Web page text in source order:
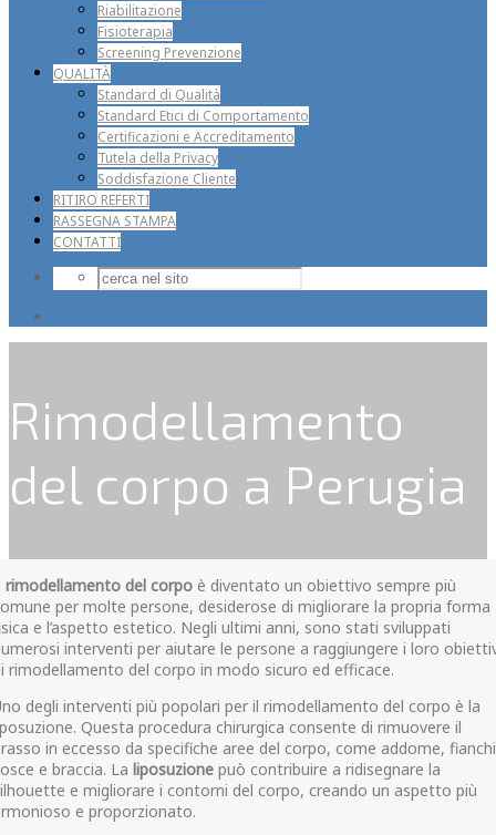
Riabilitazione
Fisioterapia
Screening Prevenzione
QUALITÀ
Standard di Qualità
Standard Etici di Comportamento
Certificazioni e Accreditamento
Tutela della Privacy
Soddisfazione Cliente
RITIRO REFERTI
RASSEGNA STAMPA
CONTATTI
Rimodellamento
del corpo a Perugia
rimodellamento del corpo è diventato un obiettivo sempre più
per molte persone, desiderose di migliorare la propria forma
e l’aspetto estetico. Negli ultimi anni, sono stati sviluppati
interventi per aiutare le persone a raggiungere i loro
rimodellamento del corpo in modo sicuro ed efficace.
degli interventi più popolari per il rimodellamento del corpo è la
Questa procedura chirurgica consente di rimuovere il
in eccesso da specifiche aree del corpo, come addome,
e braccia. La liposuzione può contribuire a ridisegnare la
e migliorare i contorni del corpo, creando un aspetto più
e proporzionato.